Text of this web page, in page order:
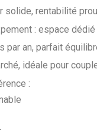
solide, rentabilité
: espace
par an, parfait
idéale pour
: